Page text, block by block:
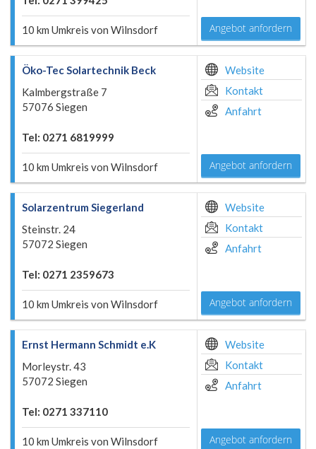
10 km Umkreis von Wilnsdorf Angebot anfordern
Öko-Tec Solartechnik Beck
Kalmbergstraße 7
57076 Siegen
Tel: 0271 6819999
10 km Umkreis von Wilnsdorf
Website
Kontakt
Anfahrt
Angebot anfordern
Solarzentrum Siegerland
Steinstr. 24
57072 Siegen
Tel: 0271 2359673
10 km Umkreis von Wilnsdorf
Website
Kontakt
Anfahrt
Angebot anfordern
Ernst Hermann Schmidt e.K
Morleystr. 43
57072 Siegen
Tel: 0271 337110
10 km Umkreis von Wilnsdorf
Website
Kontakt
Anfahrt
Angebot anfordern